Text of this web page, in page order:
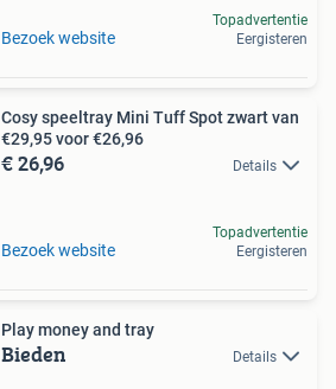
Bezoek website
Topadvertentie
Eergisteren
Cosy speeltray Mini Tuff Spot zwart van
€29,95 voor €26,96
€ 26,96 Details
Bezoek website
Topadvertentie
Eergisteren
Play money and tray
Bieden Details